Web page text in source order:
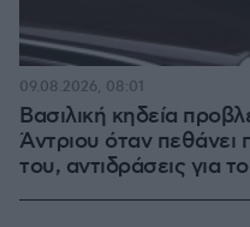
Βασιλική κηδεία
Άντριου όταν
του, αντιδράσεις για
09.08.2026, 08:01